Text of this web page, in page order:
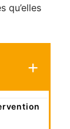
qu’elles